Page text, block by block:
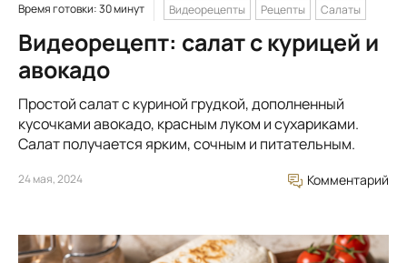
Время готовки: 30 минут Видеорецепты Рецепты Салаты
Видеорецепт: салат с курицей и
авокадо
Простой салат с куриной грудкой, дополненный
кусочками авокадо, красным луком и сухариками.
Салат получается ярким, сочным и питательным.
24 мая, 2024 Комментарий